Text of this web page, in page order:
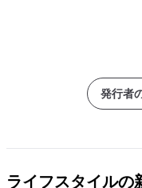
発行者
ライフスタイルの